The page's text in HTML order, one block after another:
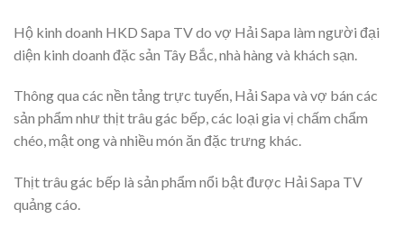
Hộ kinh doanh HKD Sapa TV do vợ Hải Sapa làm người đại
diện kinh doanh đặc sản Tây Bắc, nhà hàng và khách sạn.
Thông qua các nền tảng trực tuyến, Hải Sapa và vợ bán các
sản phẩm như thịt trâu gác bếp, các loại gia vị chấm chẩm
chéo, mật ong và nhiều món ăn đặc trưng khác.
Thịt trâu gác bếp là sản phẩm nổi bật được Hải Sapa TV
quảng cáo.